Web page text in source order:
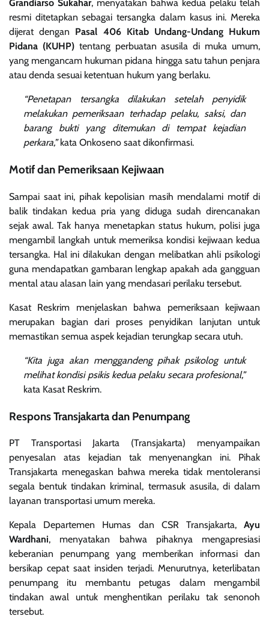
Grandiarso Sukahar, menyatakan bahwa kedua pelaku telah
resmi ditetapkan sebagai tersangka dalam kasus ini. Mereka
dijerat dengan Pasal 406 Kitab Undang-Undang Hukum
Pidana (KUHP)tentang perbuatan asusila di muka umum,
yang mengancam hukuman pidana hingga satu tahun penjara
atau denda sesuai ketentuan hukum yang berlaku.
“Penetapan tersangka dilakukan setelah penyidik
melakukan pemeriksaan terhadap pelaku, saksi, dan
barang bukti yang ditemukan di tempat kejadian
perkara,”kata Onkoseno saat dikonfirmasi.
Motif dan Pemeriksaan Kejiwaan
Sampai saat ini, pihak kepolisian masih mendalami motif di
balik tindakan kedua pria yang diduga sudah direncanakan
sejak awal. Tak hanya menetapkan status hukum, polisi juga
mengambil langkah untuk memeriksa kondisi kejiwaan kedua
tersangka. Hal ini dilakukan dengan melibatkan ahli psikologi
guna mendapatkan gambaran lengkap apakah ada gangguan
mental atau alasan lain yang mendasari perilaku tersebut.
Kasat Reskrim menjelaskan bahwa pemeriksaan kejiwaan
merupakan bagian dari proses penyidikan lanjutan untuk
memastikan semua aspek kejadian terungkap secara utuh.
“Kita juga akan menggandeng pihak psikolog untuk
melihat kondisi psikis kedua pelaku secara profesional,”
kata Kasat Reskrim.
Respons Transjakarta dan Penumpang
PT Transportasi Jakarta (Transjakarta) menyampaikan
penyesalan atas kejadian tak menyenangkan ini. Pihak
Transjakarta menegaskan bahwa mereka tidak mentoleransi
segala bentuk tindakan kriminal, termasuk asusila, di dalam
layanan transportasi umum mereka.
Kepala Departemen Humas dan CSR Transjakarta, Ayu
Wardhani, menyatakan bahwa pihaknya mengapresiasi
keberanian penumpang yang memberikan informasi dan
bersikap cepat saat insiden terjadi. Menurutnya, keterlibatan
penumpang itu membantu petugas dalam mengambil
tindakan awal untuk menghentikan perilaku tak senonoh
tersebut.